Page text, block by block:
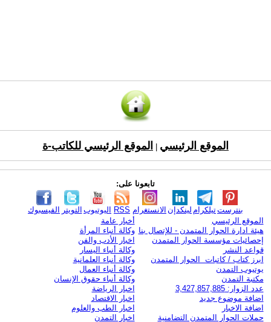
الموقع الرئيسي الموقع الرئيسي للكاتب-ة
تابعونا على:
الفيسبوك التويتر اليوتيوب RSS الانستغرام لينكدإن تيلكرامبنترست
الموقع الرئيسي
هيئة ادارة الحوار المتمدن - للإتصال بنا
إحصائيات مؤسسة الحوار المتمدن
قواعد النشر
ابرز كتاب / كاتبات الحوار المتمدن
يوتيوب التمدن
مكتبة التمدن
عدد الزوار: 3,427,857,885
اضافة موضوع جديد
اضافة الاخبار
حملات الحوار المتمدن التضامنية
أخبار عامة
وكالة أنباء المرأة
اخبار الأدب والفن
وكالة أنباء اليسار
وكالة أنباء العلمانية
وكالة أنباء العمال
وكالة أنباء حقوق الإنسان
اخبار الرياضة
اخبار الاقتصاد
اخبار الطب والعلوم
اخبار التمدن